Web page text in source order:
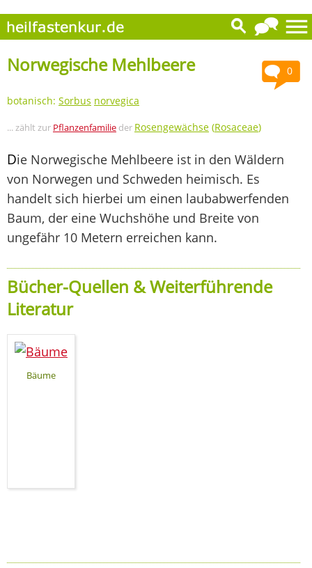
0
Norwegische Mehlbeere
botanisch: Sorbus norvegica
... zählt zur Pflanzenfamilie der Rosengewächse (Rosaceae)
Die Norwegische Mehlbeere ist in den Wäldern
von Norwegen und Schweden heimisch. Es
handelt sich hierbei um einen laubabwerfenden
Baum, der eine Wuchshöhe und Breite von
ungefähr 10 Metern erreichen kann.
Bücher-Quellen & Weiterführende
Literatur
Bäume